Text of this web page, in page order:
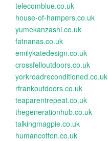
telecomblue.co.uk
house-of-hampers.co.uk
yumekanzashi.co.uk
fatnanas.co.uk
emilykatedesign.co.uk
crossfelloutdoors.co.uk
yorkroadreconditioned.co.uk
rfrankoutdoors.co.uk
teaparentrepeat.co.uk
thegenerationhub.co.uk
talkingmagpie.co.uk
humancotton.co.uk